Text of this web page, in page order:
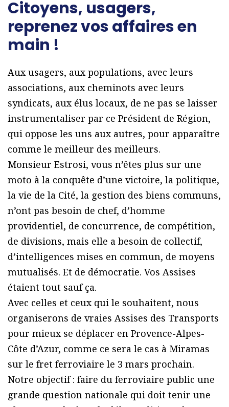
Citoyens, usagers,
reprenez vos affaires en
main !
Aux usagers, aux populations, avec leurs
associations, aux cheminots avec leurs
syndicats, aux élus locaux, de ne pas se laisser
instrumentaliser par ce Président de Région,
qui oppose les uns aux autres, pour apparaître
comme le meilleur des meilleurs.
Monsieur Estrosi, vous n’êtes plus sur une
moto à la conquête d’une victoire, la politique,
la vie de la Cité, la gestion des biens communs,
n’ont pas besoin de chef, d’homme
providentiel, de concurrence, de compétition,
de divisions, mais elle a besoin de collectif,
d’intelligences mises en commun, de moyens
mutualisés. Et de démocratie. Vos Assises
étaient tout sauf ça.
Avec celles et ceux qui le souhaitent, nous
organiserons de vraies Assises des Transports
pour mieux se déplacer en Provence-Alpes-
Côte d’Azur, comme ce sera le cas à Miramas
sur le fret ferroviaire le 3 mars prochain.
Notre objectif : faire du ferroviaire public une
grande question nationale qui doit tenir une